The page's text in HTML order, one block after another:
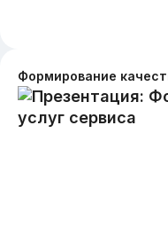
Формирование